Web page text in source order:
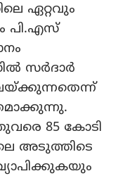
ഏറ്റവും
പി.എസ്
സര്‍ദാര്‍
85 കോടി
അടുത്തിടെ